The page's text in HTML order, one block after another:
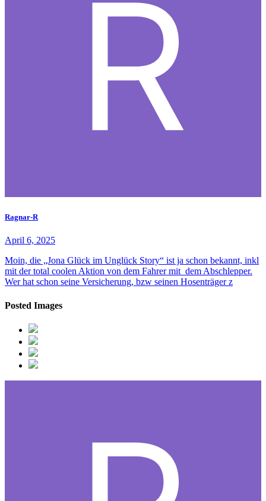
Ragnar-R
April 6, 2025
Moin, die „Jona Glück im Unglück Story“ ist ja schon bekannt, inkl
mit der total coolen Aktion von dem Fahrer mit dem Abschlepper.
Wer hat schon seine Versicherung, bzw seinen Hosenträger z
Posted Images